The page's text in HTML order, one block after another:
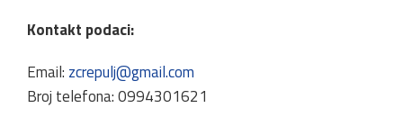
Kontakt podaci:
Email: zcrepulj@gmail.com
Broj telefona: 0994301621